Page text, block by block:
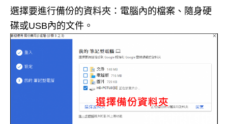
選擇要進行備份的資料夾：電腦內的檔案、隨身硬
碟或USB內的文件。